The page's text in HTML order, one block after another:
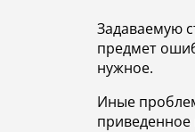
Задаваемую
предмет
нужное.
Иные